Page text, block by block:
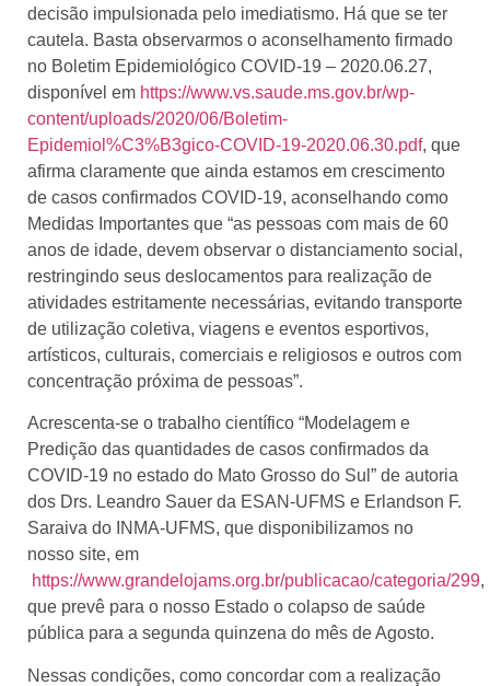
decisão impulsionada pelo imediatismo. Há que se ter
cautela. Basta observarmos o aconselhamento firmado
no Boletim Epidemiológico COVID-19 – 2020.06.27,
disponível em https://www.vs.saude.ms.gov.br/wp-
content/uploads/2020/06/Boletim-
Epidemiol%C3%B3gico-COVID-19-2020.06.30.pdf, que
afirma claramente que ainda estamos em crescimento
de casos confirmados COVID-19, aconselhando como
Medidas Importantes que “as pessoas com mais de 60
anos de idade, devem observar o distanciamento social,
restringindo seus deslocamentos para realização de
atividades estritamente necessárias, evitando transporte
de utilização coletiva, viagens e eventos esportivos,
artísticos, culturais, comerciais e religiosos e outros com
concentração próxima de pessoas”.
Acrescenta-se o trabalho científico “Modelagem e
Predição das quantidades de casos confirmados da
COVID-19 no estado do Mato Grosso do Sul” de autoria
dos Drs. Leandro Sauer da ESAN-UFMS e Erlandson F.
Saraiva do INMA-UFMS, que disponibilizamos no
nosso site, em
https://www.grandelojams.org.br/publicacao/categoria/299,
que prevê para o nosso Estado o colapso de saúde
pública para a segunda quinzena do mês de Agosto.
Nessas condições, como concordar com a realização